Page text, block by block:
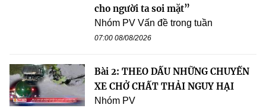
cho người ta soi mặt”
Nhóm PV Vấn đề trong tuần
07:00 08/08/2026
Bài 2: THEO DẤU NHỮNG CHUYẾN
XE CHỞ CHẤT THẢI NGUY HẠI
Nhóm PV